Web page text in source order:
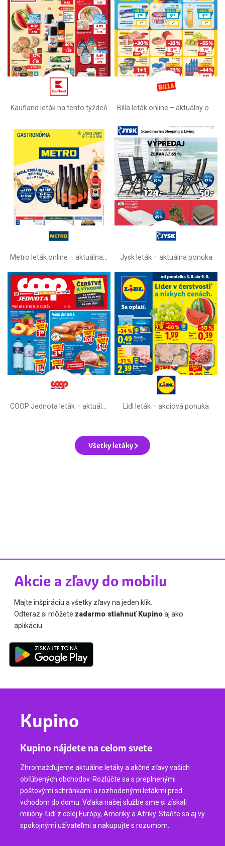
Kaufland leták na tento týždeň Billa leták online –⁠ aktuálny od stredy
Jysk leták – aktuálna ponuka
COOP Jednota leták –⁠ aktuálny Lidl leták –⁠ akciová ponuka
Všetky letáky
Akcie a zľavy do mobilu
Majte inšpiráciu a všetky zľavy na jeden klik.
Odteraz si môžete zadarmo stiahnuť Kupinoaj ako
aplikáciu.
Kupino
Kupino nájdete na celom svete
Zhromažďujeme aktuálne letáky a akčné zľavy vašich
obľúbených obchodov. Rozlúčte sa s preplnenými
poštovými schránkami a rozhodenými letákmi pred
vchodom do domu. Vďaka našej službe sme si získali
milióny ľudí z celej Európy, Ameriky a Afriky. Staňte sa aj vy
spokojnými užívateľmi a nakupujte s rozumom.